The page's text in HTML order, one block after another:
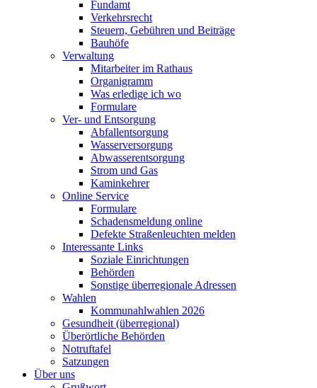
Fundamt
Verkehrsrecht
Steuern, Gebühren und Beiträge
Bauhöfe
Verwaltung
Mitarbeiter im Rathaus
Organigramm
Was erledige ich wo
Formulare
Ver- und Entsorgung
Abfallentsorgung
Wasserversorgung
Abwasserentsorgung
Strom und Gas
Kaminkehrer
Online Service
Formulare
Schadensmeldung online
Defekte Straßenleuchten melden
Interessante Links
Soziale Einrichtungen
Behörden
Sonstige überregionale Adressen
Wahlen
Kommunahlwahlen 2026
Gesundheit (überregional)
Überörtliche Behörden
Notruftafel
Satzungen
Über uns